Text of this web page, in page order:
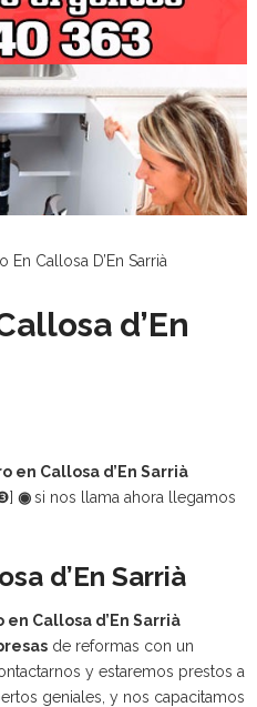
En Callosa D’En Sarrià
d’En
en Callosa d’En Sarrià
◉si nos llama ahora llegamos
d’En Sarrià
Callosa d’En Sarrià
de reformas con un
y estaremos prestos a
geniales, y nos capacitamos